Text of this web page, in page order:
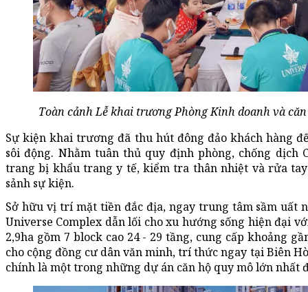
Toàn cảnh Lễ khai trương Phòng Kinh doanh và
Sự kiện khai trương đã thu hút đông đảo khách hàng
sôi động. Nhằm tuân thủ quy định phòng, chống dịch
trang bị khẩu trang y tế, kiểm tra thân nhiệt và rửa
sảnh sự kiện.
Sở hữu vị trí mặt tiền đắc địa, ngay trung tâm sầm uất
Universe Complex dẫn lối cho xu hướng sống hiện đại
2,9ha gồm 7 block cao 24 - 29 tầng, cung cấp khoảng
cho cộng đồng cư dân văn minh, trí thức ngay tại Biên
chính là một trong những dự án căn hộ quy mô lớn